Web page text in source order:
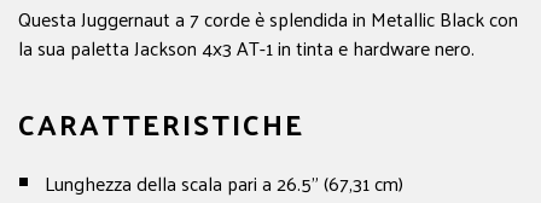
Questa Juggernaut a 7 corde è splendida in Metallic Black con
la sua paletta Jackson 4x3 AT-1 in tinta e hardware nero.
CARATTERISTICHE
Lunghezza della scala pari a 26.5" (67,31 cm)